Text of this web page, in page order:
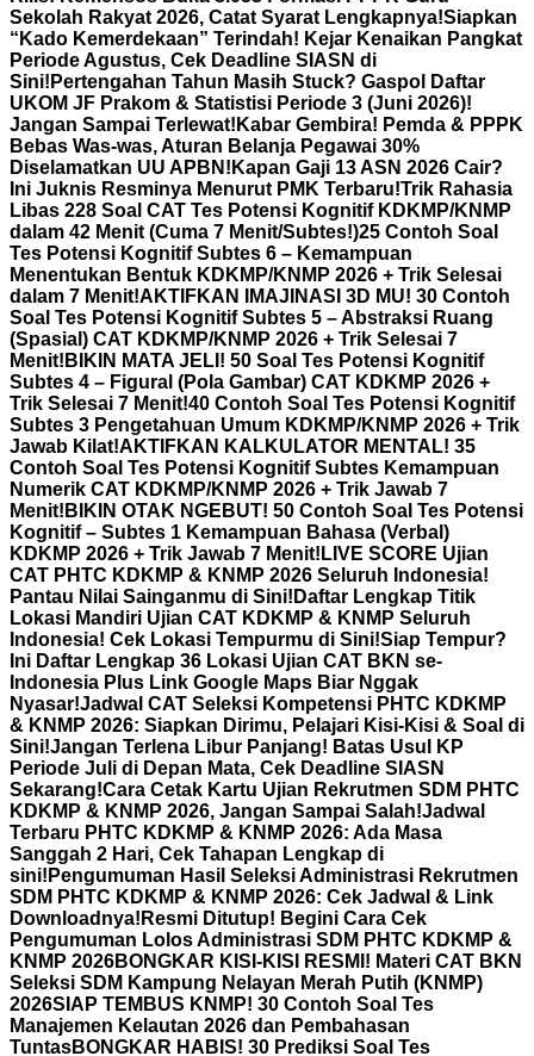
Sekolah Rakyat 2026, Catat Syarat Lengkapnya!Siapkan
“Kado Kemerdekaan” Terindah! Kejar Kenaikan Pangkat
Periode Agustus, Cek Deadline SIASN di
Sini! Pertengahan Tahun Masih Stuck? Gaspol Daftar
UKOM JF Prakom & Statistisi Periode 3 (Juni 2026)!
Jangan Sampai Terlewat! Kabar Gembira! Pemda & PPPK
Bebas Was-was, Aturan Belanja Pegawai 30%
Diselamatkan UU APBN! Kapan Gaji 13 ASN 2026 Cair?
Ini Juknis Resminya Menurut PMK Terbaru!Trik Rahasia
Libas 228 Soal CAT Tes Potensi Kognitif KDKMP/KNMP
dalam 42 Menit (Cuma 7 Menit/Subtes!)25 Contoh Soal
Tes Potensi Kognitif Subtes 6 – Kemampuan
Menentukan Bentuk KDKMP/KNMP 2026 + Trik Selesai
dalam 7 Menit!AKTIFKAN IMAJINASI 3D MU! 30 Contoh
Soal Tes Potensi Kognitif Subtes 5 – Abstraksi Ruang
(Spasial) CAT KDKMP/KNMP 2026 + Trik Selesai 7
Menit! BIKIN MATA JELI! 50 Soal Tes Potensi Kognitif
Subtes 4 – Figural (Pola Gambar) CAT KDKMP 2026 +
Trik Selesai 7 Menit!40 Contoh Soal Tes Potensi Kognitif
Subtes 3 Pengetahuan Umum KDKMP/KNMP 2026 + Trik
Jawab Kilat!AKTIFKAN KALKULATOR MENTAL! 35
Contoh Soal Tes Potensi Kognitif Subtes Kemampuan
Numerik CAT KDKMP/KNMP 2026 + Trik Jawab 7
Menit! BIKIN OTAK NGEBUT! 50 Contoh Soal Tes Potensi
Kognitif – Subtes 1 Kemampuan Bahasa (Verbal)
KDKMP 2026 + Trik Jawab 7 Menit! LIVE SCORE Ujian
CAT PHTC KDKMP & KNMP 2026 Seluruh Indonesia!
Pantau Nilai Sainganmu di Sini! Daftar Lengkap Titik
Lokasi Mandiri Ujian CAT KDKMP & KNMP Seluruh
Indonesia! Cek Lokasi Tempurmu di Sini!Siap Tempur?
Ini Daftar Lengkap 36 Lokasi Ujian CAT BKN se-
Indonesia Plus Link Google Maps Biar Nggak
Nyasar!Jadwal CAT Seleksi Kompetensi PHTC KDKMP
& KNMP 2026: Siapkan Dirimu, Pelajari Kisi-Kisi & Soal di
Sini!Jangan Terlena Libur Panjang! Batas Usul KP
Periode Juli di Depan Mata, Cek Deadline SIASN
Sekarang!Cara Cetak Kartu Ujian Rekrutmen SDM PHTC
KDKMP & KNMP 2026, Jangan Sampai Salah!Jadwal
Terbaru PHTC KDKMP & KNMP 2026: Ada Masa
Sanggah 2 Hari, Cek Tahapan Lengkap di
sini! Pengumuman Hasil Seleksi Administrasi Rekrutmen
SDM PHTC KDKMP & KNMP 2026: Cek Jadwal & Link
Downloadnya! Resmi Ditutup! Begini Cara Cek
Pengumuman Lolos Administrasi SDM PHTC KDKMP &
KNMP 2026BONGKAR KISI-KISI RESMI! Materi CAT BKN
Seleksi SDM Kampung Nelayan Merah Putih (KNMP)
2026SIAP TEMBUS KNMP! 30 Contoh Soal Tes
Manajemen Kelautan 2026 dan Pembahasan
TuntasBONGKAR HABIS! 30 Prediksi Soal Tes